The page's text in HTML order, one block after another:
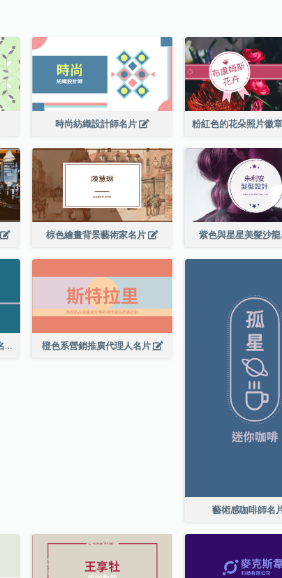
時尚紡織設計師名片
棕色繪畫背景藝術家名片 紫色與星星美髮沙
紫綠色珠寶零售店高級總監名片 橙色系營銷推廣代理人名片
藝術感咖啡師名